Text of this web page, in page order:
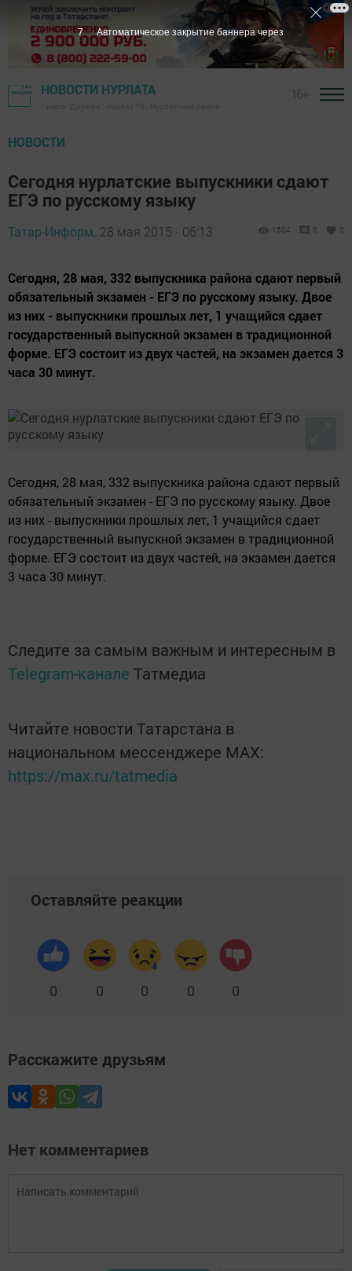
НОВОСТИ НУРЛАТА
НОВОСТИ
Сегодня нурлатские выпускники сдают
ЕГЭ по русскому языку
Татар-Информ, 28 мая 2015 - 06:13 1504 0 0
Сегодня, 28 мая, 332 выпускника района сдают первый
обязательный экзамен - ЕГЭ по русскому языку. Двое
из них - выпускники прошлых лет, 1 учащийся сдает
государственный выпускной экзамен в традиционной
форме. ЕГЭ состоит из двух частей, на экзамен дается 3
часа 30 минут.
Сегодня, 28 мая, 332 выпускника района сдают первый
обязательный экзамен - ЕГЭ по русскому языку. Двое
из них - выпускники прошлых лет, 1 учащийся сдает
государственный выпускной экзамен в традиционной
форме. ЕГЭ состоит из двух частей, на экзамен дается
3 часа 30 минут.
Следите за самым важным и интересным в
Telegram-канале Татмедиа
Читайте новости Татарстана в
национальном мессенджере MАХ:
https://max.ru/tatmedia
Оставляйте реакции
0 0 0 0 0
Расскажите друзьям
Нет комментариев
6 Автоматическое закрытие баннера через